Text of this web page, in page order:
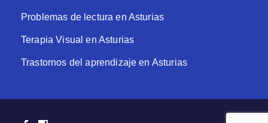
Problemas de lectura en Asturias
Terapia Visual en Asturias
Trastornos del aprendizaje en Asturias